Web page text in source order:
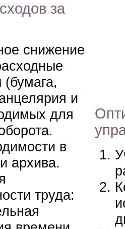
за
снижение
и
для
в
архива.
труда: